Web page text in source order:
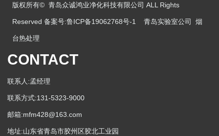
版权所有© 青岛众诚鸿业净化科技有限公司 ALL Rights
Reserved 备案号:鲁ICP备19062768号-1 青岛实验室公司 烟
台热处理
CONTACT
联系人:孟经理
联系方式:131-5323-9000
邮箱:mfm428@163.com
地址:山东省青岛市胶州区胶北工业园